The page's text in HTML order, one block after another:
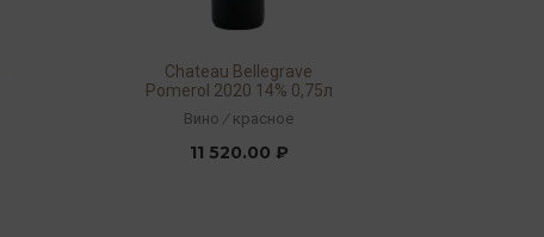
Chateau Bellegrave
Pomerol 2020 14% 0,75л
Вино / красное
11 520.00 ₽